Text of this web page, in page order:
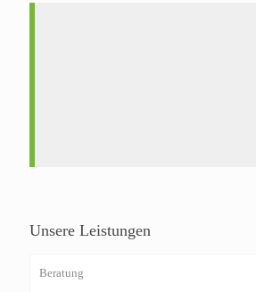
Unsere Leistungen
Beratung